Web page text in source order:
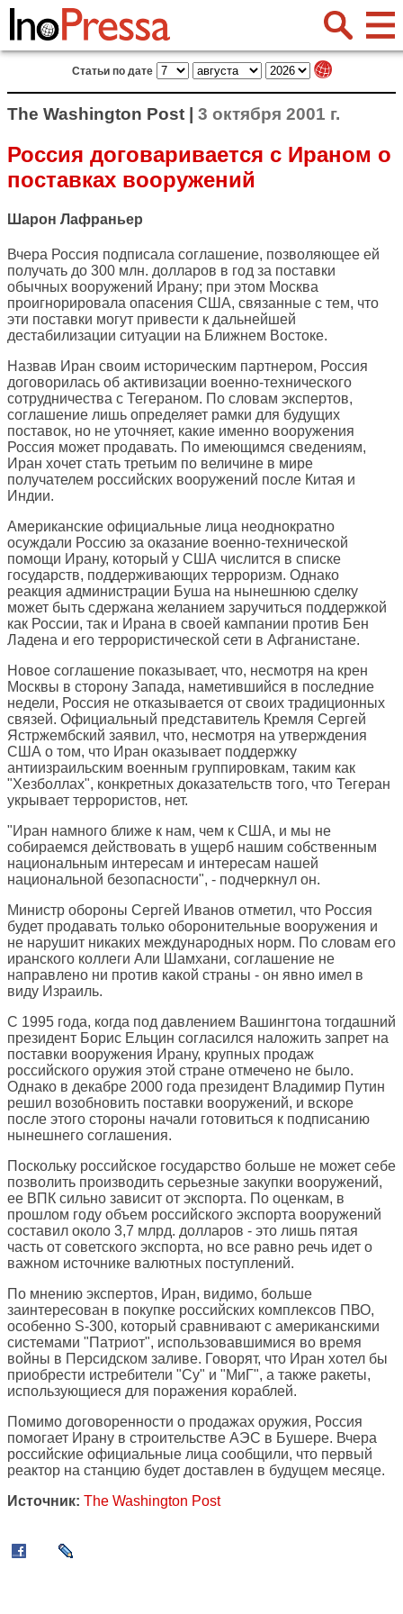
Статьи по дате
The Washington Post | 3 октября 2001 г.
Россия договаривается с Ираном о
поставках вооружений
Шарон Лафраньер
Вчера Россия подписала соглашение, позволяющее ей
получать до 300 млн. долларов в год за поставки
обычных вооружений Ирану; при этом Москва
проигнорировала опасения США, связанные с тем, что
эти поставки могут привести к дальнейшей
дестабилизации ситуации на Ближнем Востоке.
Назвав Иран своим историческим партнером, Россия
договорилась об активизации военно-технического
сотрудничества с Тегераном. По словам экспертов,
соглашение лишь определяет рамки для будущих
поставок, но не уточняет, какие именно вооружения
Россия может продавать. По имеющимся сведениям,
Иран хочет стать третьим по величине в мире
получателем российских вооружений после Китая и
Индии.
Американские официальные лица неоднократно
осуждали Россию за оказание военно-технической
помощи Ирану, который у США числится в списке
государств, поддерживающих терроризм. Однако
реакция администрации Буша на нынешнюю сделку
может быть сдержана желанием заручиться поддержкой
как России, так и Ирана в своей кампании против Бен
Ладена и его террористической сети в Афганистане.
Новое соглашение показывает, что, несмотря на крен
Москвы в сторону Запада, наметившийся в последние
недели, Россия не отказывается от своих традиционных
связей. Официальный представитель Кремля Сергей
Ястржембский заявил, что, несмотря на утверждения
США о том, что Иран оказывает поддержку
антиизраильским военным группировкам, таким как
"Хезболлах", конкретных доказательств того, что Тегеран
укрывает террористов, нет.
"Иран намного ближе к нам, чем к США, и мы не
собираемся действовать в ущерб нашим собственным
национальным интересам и интересам нашей
национальной безопасности", - подчеркнул он.
Министр обороны Сергей Иванов отметил, что Россия
будет продавать только оборонительные вооружения и
не нарушит никаких международных норм. По словам его
иранского коллеги Али Шамхани, соглашение не
направлено ни против какой страны - он явно имел в
виду Израиль.
С 1995 года, когда под давлением Вашингтона тогдашний
президент Борис Ельцин согласился наложить запрет на
поставки вооружения Ирану, крупных продаж
российского оружия этой стране отмечено не было.
Однако в декабре 2000 года президент Владимир Путин
решил возобновить поставки вооружений, и вскоре
после этого стороны начали готовиться к подписанию
нынешнего соглашения.
Поскольку российское государство больше не может себе
позволить производить серьезные закупки вооружений,
ее ВПК сильно зависит от экспорта. По оценкам, в
прошлом году объем российского экспорта вооружений
составил около 3,7 млрд. долларов - это лишь пятая
часть от советского экспорта, но все равно речь идет о
важном источнике валютных поступлений.
По мнению экспертов, Иран, видимо, больше
заинтересован в покупке российских комплексов ПВО,
особенно S-300, который сравнивают с американскими
системами "Патриот", использовавшимися во время
войны в Персидском заливе. Говорят, что Иран хотел бы
приобрести истребители "Су" и "МиГ", а также ракеты,
использующиеся для поражения кораблей.
Помимо договоренности о продажах оружия, Россия
помогает Ирану в строительстве АЭС в Бушере. Вчера
российские официальные лица сообщили, что первый
реактор на станцию будет доставлен в будущем месяце.
Источник: The Washington Post